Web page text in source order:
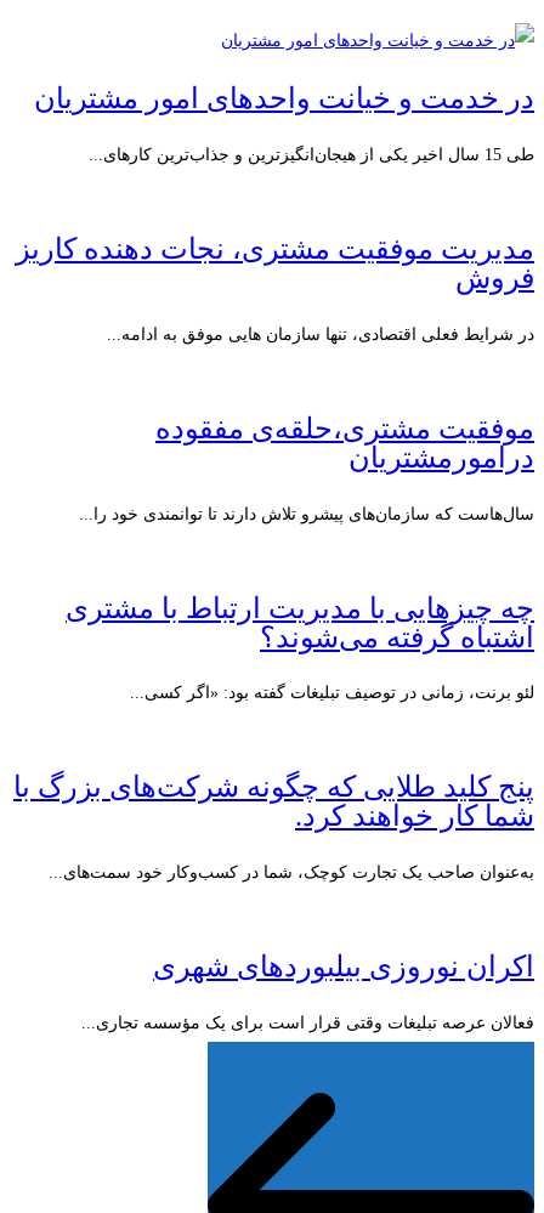
در خدمت و خیانت واحدهای امور مشتریان
طی 15 سال اخیر یکی از هیجان‌انگیزترین و جذاب‌ترین کارهای...
مدیریت موفقیت مشتری، نجات دهنده کاریز
فروش
در شرایط فعلی اقتصادی، تنها سازمان هایی موفق به ادامه...
موفقیت مشتری،حلقه‌ی مفقوده
درامورمشتریان
سال‌هاست که سازمان‌های پیشرو تلاش دارند تا توانمندی خود را...
چه چیزهایی با مدیریت ارتباط با مشتری
اشتباه گرفته می‌شوند؟
لئو برنت، زمانی در توصیف تبلیغات گفته بود: «اگر کسی...
پنج کلید طلایی که چگونه شرکت‌های بزرگ با
شما کار خواهند کرد.
به‌عنوان صاحب یک تجارت کوچک، شما در کسب‌وکار خود سمت‌های...
اکران نوروزی بیلبوردهای شهری
فعالان عرصه تبلیغات وقتی قرار است برای یک مؤسسه تجاری...